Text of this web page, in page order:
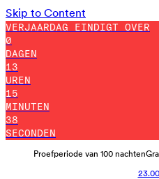
Skip to Content
VERJAARDAG EINDIGT OVER
0
DAGEN
13
UREN
15
MINUTEN
36
SECONDEN
Proefperiode van 100 nachten